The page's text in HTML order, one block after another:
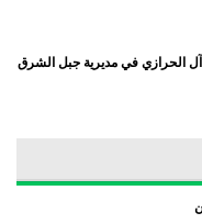
الحرازي في مديرية جبل الشرق